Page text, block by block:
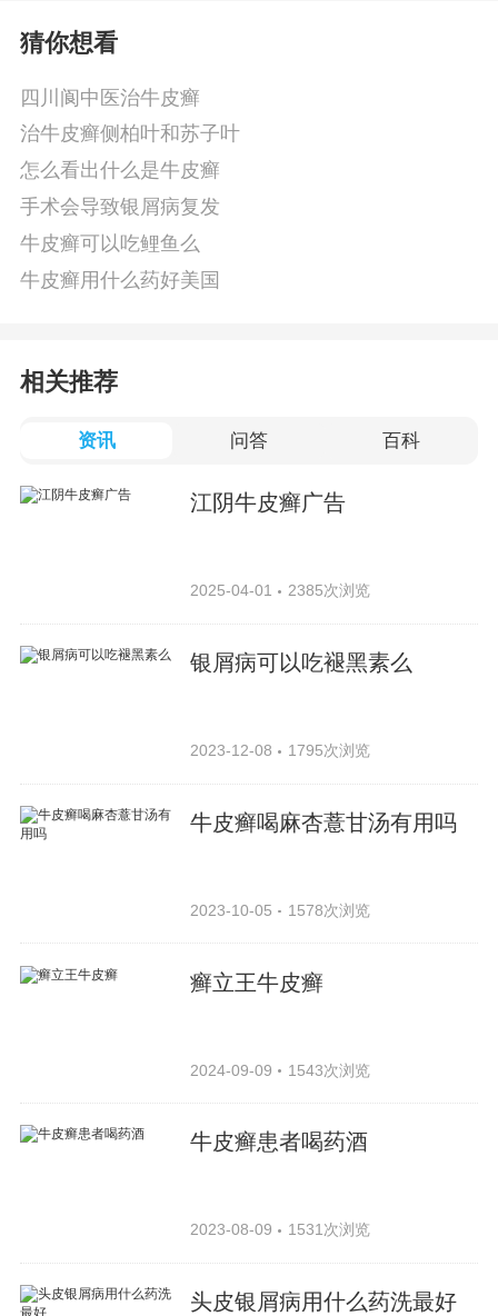
猜你想看
四川阆中医治牛皮癣
治牛皮癣侧柏叶和苏子叶
怎么看出什么是牛皮癣
手术会导致银屑病复发
牛皮癣可以吃鲤鱼么
牛皮癣用什么药好美国
相关推荐
资讯 问答 百科
江阴牛皮癣广告
2025-04-01 2385次浏览
银屑病可以吃褪黑素么
2023-12-08 1795次浏览
牛皮癣喝麻杏薏甘汤有用吗
2023-10-05 1578次浏览
癣立王牛皮癣
2024-09-09 1543次浏览
牛皮癣患者喝药酒
2023-08-09 1531次浏览
头皮银屑病用什么药洗最好